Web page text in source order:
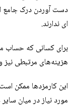
دست آوردن درک جامع
ای ندارند.
برای کسانی که حساب
هزینه‌های مرتبطی
این کارمزدها ممکن
مورد نیاز در میان